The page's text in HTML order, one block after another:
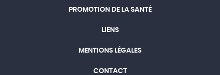
Français Deutsch
PROMOTION DE LA SANTÉ
LIENS
MENTIONS LÉGALES
CONTACT